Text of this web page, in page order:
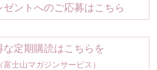
ゼントへのご応募はこちら
な定期購読はこちらを
士山マガジンサービス）